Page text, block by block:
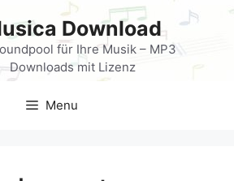
Download
für Ihre Musik – MP3
Downloads mit Lizenz
Menu